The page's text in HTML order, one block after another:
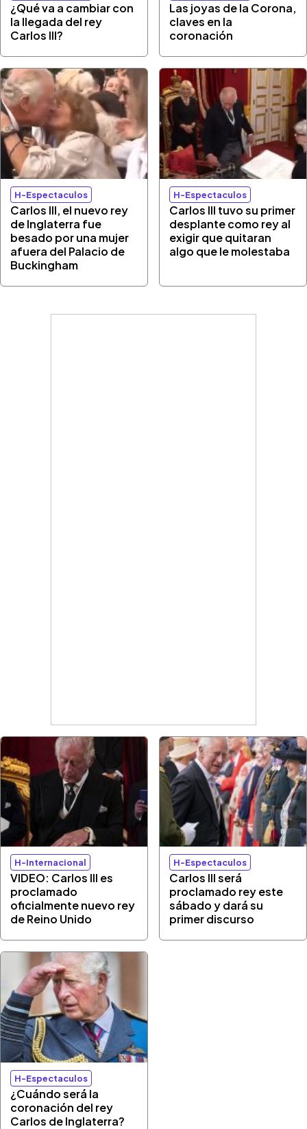
¿Qué va a cambiar con
la llegada del rey
Carlos III?
Las joyas de la Corona,
claves en la
coronación
H-Espectaculos
Carlos III, el nuevo rey
de Inglaterra fue
besado por una mujer
afuera del Palacio de
Buckingham
H-Espectaculos
Carlos III tuvo su primer
desplante como rey al
exigir que quitaran
algo que le molestaba
H-Internacional
VIDEO: Carlos III es
proclamado
oficialmente nuevo rey
de Reino Unido
H-Espectaculos
Carlos III será
proclamado rey este
sábado y dará su
primer discurso
H-Espectaculos
¿Cuándo será la
coronación del rey
Carlos de Inglaterra?